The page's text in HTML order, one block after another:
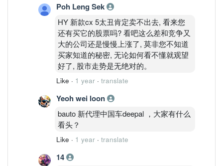
Poh Leng Sek
HY 新款cx 5太丑肯定卖不出去, 看来您
还有买它的股票吗? 看吧这么差和竞争又
大的公司还是慢慢上涨了, 莫非您不知道
买家知道的秘密, 无论如何看不懂就观望
好了, 股市走势是无绝对的。
Like · 1 year · translate
Yeoh wei loon
bauto 新代理中国车deepal ，大家有什么
看头？
Like · 1 year · translate
14